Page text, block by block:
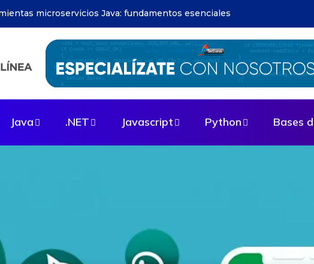
predictivos en apps: guía paso a paso
Java .NET Javascript Python Bases